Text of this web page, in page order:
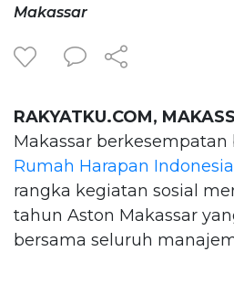
Makassar
RAKYATKU.COM,
Makassar
Rumah Harapan Indonesia
rangka kegiatan sosial
tahun Aston Makassar
bersama seluruh